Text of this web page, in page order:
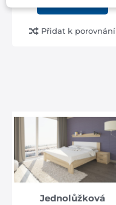
Přidat k porovnání
Jednolůžková